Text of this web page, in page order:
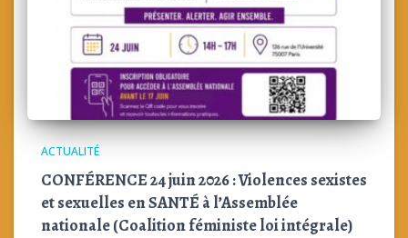
ACTUALITÉ
CONFÉRENCE 24 juin 2026 : Violences sexistes
et sexuelles en SANTÉ à l’Assemblée
nationale (Coalition féministe loi intégrale)